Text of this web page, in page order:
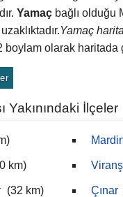
Yamaç bağlı olduğu
Yamaç
boylam olarak haritada
Yakınındaki İlçeler
km)
(32 km) Çınar